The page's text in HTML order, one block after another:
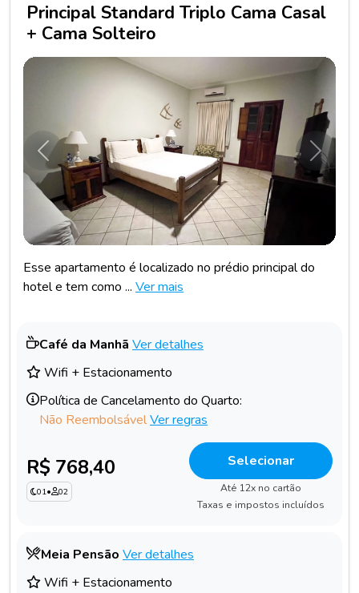
Principal Standard Triplo Cama Casal
+ Cama Solteiro
Anterior
Esse apartamento é localizado no prédio principal do
hotel e tem como ... Ver mais
Café da Manhã Ver detalhes
Wifi + Estacionamento
Política de Cancelamento do Quarto:
Não ReembolsávelVer regras
R$ 768,40
01• 02
Selecionar
Até 12x no cartão
Taxas e impostos incluídos
Meia Pensão Ver detalhes
Wifi + Estacionamento